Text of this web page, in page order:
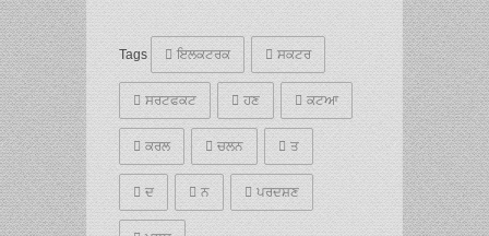
Tags ਇਲਕਟਰਕ ਸਕਟਰ
ਸਰਟਫਕਟ ਹਣ ਕਟਆ
ਕਰਲ ਚਲਨ ਤ
ਦ ਨ ਪਰਦਸ਼ਣ